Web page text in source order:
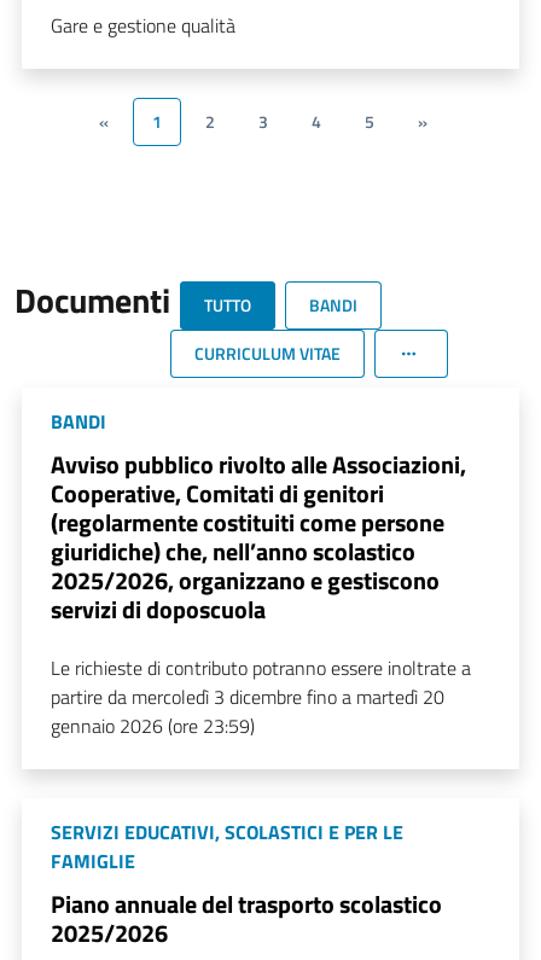
Gare e gestione qualità
« 1 2 3 4 5 »
Documenti TUTTO
BANDI
CURRICULUM VITAE
BANDI
Avviso pubblico rivolto alle Associazioni,
Cooperative, Comitati di genitori
(regolarmente costituiti come persone
giuridiche) che, nell’anno scolastico
2025/2026, organizzano e gestiscono
servizi di doposcuola
Le richieste di contributo potranno essere inoltrate a
partire da mercoledì 3 dicembre fino a martedì 20
gennaio 2026 (ore 23:59)
SERVIZI EDUCATIVI, SCOLASTICI E PER LE
FAMIGLIE
Piano annuale del trasporto scolastico
2025/2026